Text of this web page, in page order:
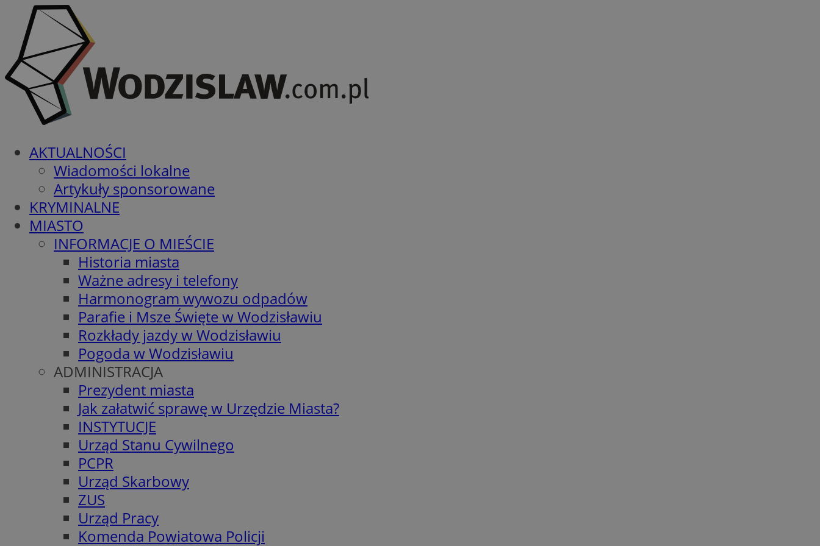
AKTUALNOŚCI
Wiadomości lokalne
Artykuły sponsorowane
KRYMINALNE
MIASTO
INFORMACJE O MIEŚCIE
Historia miasta
Ważne adresy i telefony
Harmonogram wywozu odpadów
Parafie i Msze Święte w Wodzisławiu
Rozkłady jazdy w Wodzisławiu
Pogoda w Wodzisławiu
ADMINISTRACJA
Prezydent miasta
Jak załatwić sprawę w Urzędzie Miasta?
INSTYTUCJE
Urząd Stanu Cywilnego
PCPR
Urząd Skarbowy
ZUS
Urząd Pracy
Komenda Powiatowa Policji